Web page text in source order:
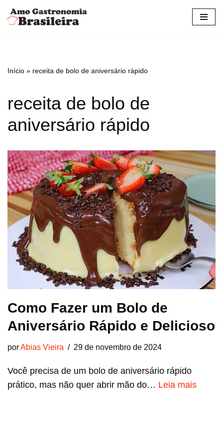
Pular
conteúdo
Início » receita de bolo de aniversário rápido
receita de bolo de
aniversário rápido
Como Fazer um Bolo de
Aniversário Rápido e Delicioso
porAbias Vieira 29 de novembro de 2024
Você precisa de um bolo de aniversário rápido
prático, mas não quer abrir mão do… Leia mais